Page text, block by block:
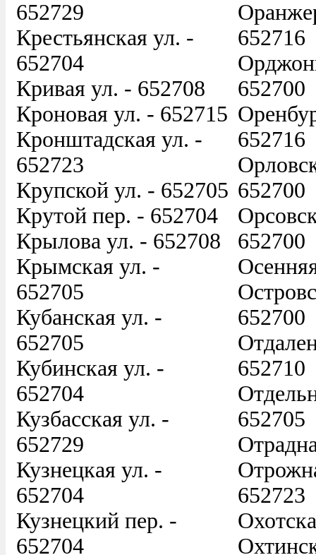
652729
Крестьянская ул. -
652704
Кривая ул. - 652708
Кроновая ул. - 652715
Кронштадская ул. -
652723
Крупской ул. - 652705
Крутой пер. - 652704
Крылова ул. - 652708
Крымская ул. -
652705
Кубанская ул. -
652705
Кубинская ул. -
652704
Кузбасская ул. -
652729
Кузнецкая ул. -
652704
Кузнецкий пер. -
652704
652716
652700
652716
652700
652700
652700
652710
652705
652723